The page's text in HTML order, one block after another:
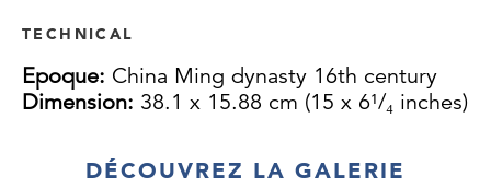
TECHNICAL
Epoque: China Ming dynasty 16th century
Dimension: 38.1 x 15.88 cm (15 x 6¹/₄ inches)
DÉCOUVREZ LA GALERIE